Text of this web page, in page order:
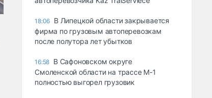
18:06 В Липецкой области закрывается
фирма по грузовым автоперевозкам
после полутора лет убытков
16:58 В Сафоновском округе
Смоленской области на трассе М-1
полностью выгорел грузовик